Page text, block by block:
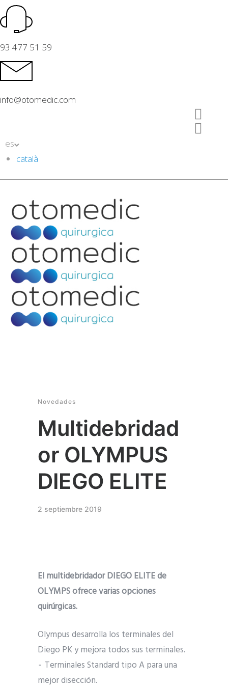
93 477 51 59
info@otomedic.com
es
català
Novedades
Multidebridad
or OLYMPUS
DIEGO ELITE
2 septiembre 2019
El multidebridador DIEGO ELITE de
OLYMPS ofrece varias opciones
quirúrgicas.
Olympus desarrolla los terminales del
Diego PK y mejora todos sus terminales.
⁃ Terminales Standard tipo A para una
mejor disección.